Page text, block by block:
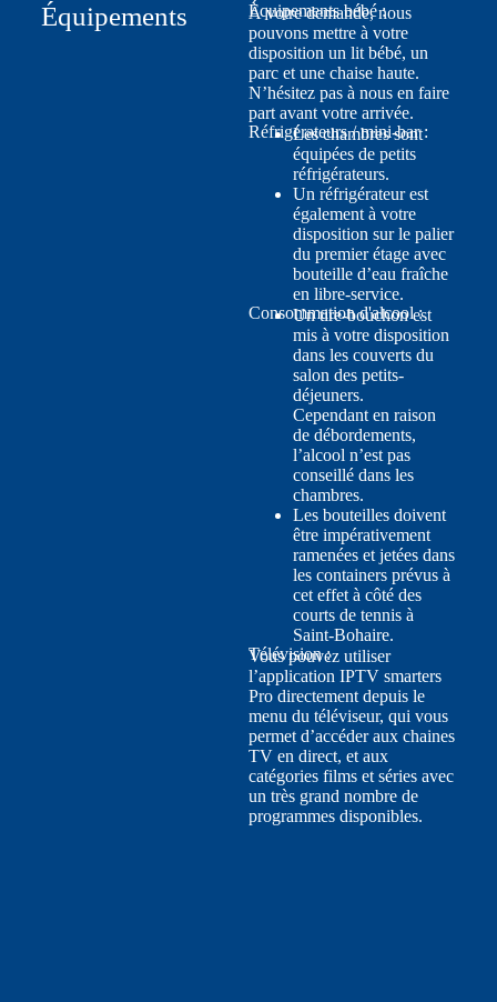
Équipements Équipements bébé :
À votre demande, nous
pouvons mettre à votre
disposition un lit bébé, un
parc et une chaise haute.
N’hésitez pas à nous en faire
part avant votre arrivée.
Réfrigérateurs / mini-bar :
Les chambres sont
équipées de petits
réfrigérateurs.
Un réfrigérateur est
également à votre
disposition sur le palier
du premier étage avec
bouteille d’eau fraîche
en libre-service.
Consommation d'alcool :
Un tire-bouchon est
mis à votre disposition
dans les couverts du
salon des petits-
déjeuners.
Cependant en raison
de débordements,
l’alcool n’est pas
conseillé dans les
chambres.
Les bouteilles doivent
être impérativement
ramenées et jetées dans
les containers prévus à
cet effet à côté des
courts de tennis à
Saint-Bohaire.
Télévision :
Vous pouvez utiliser
l’application IPTV smarters
Pro directement depuis le
menu du téléviseur, qui vous
permet d’accéder aux chaines
TV en direct, et aux
catégories films et séries avec
un très grand nombre de
programmes disponibles.